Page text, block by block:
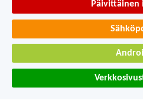
Päivittäinen